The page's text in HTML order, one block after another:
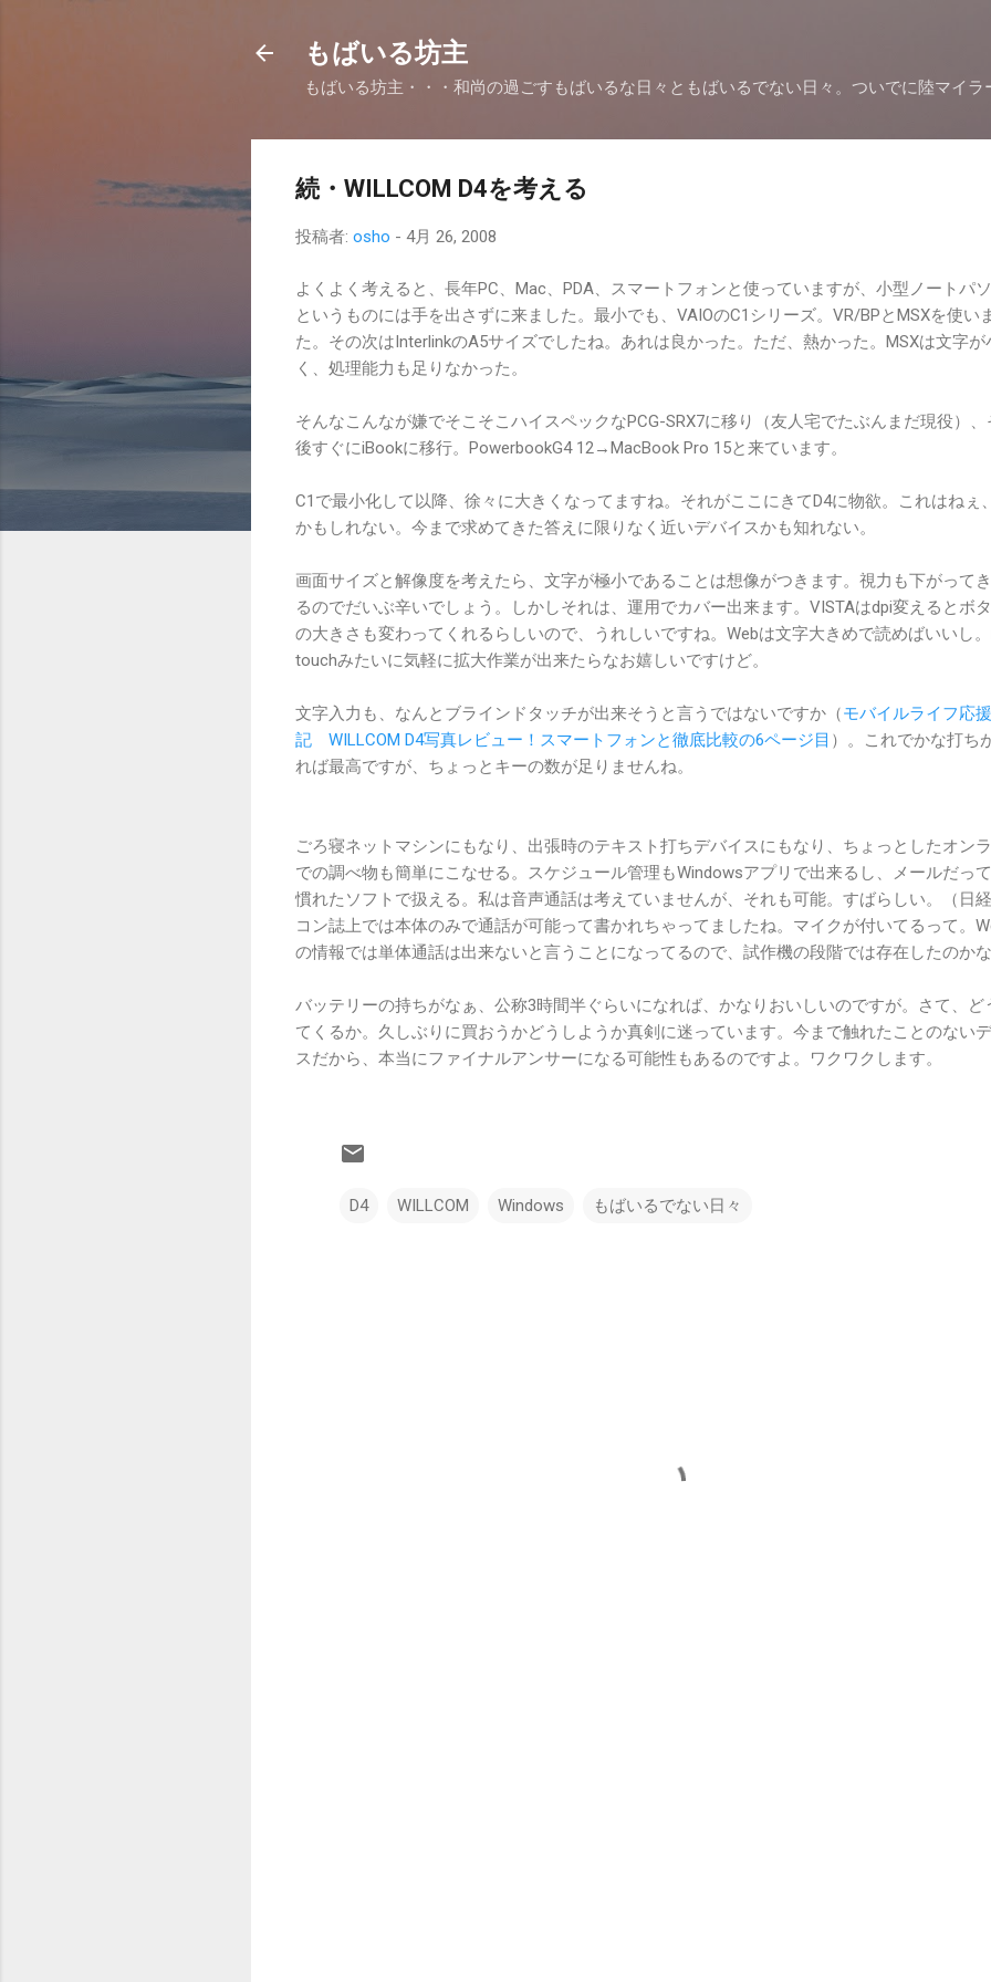
もばいる坊主
もばいる坊主・・・和尚の過ごすもばいるな日々ともばいるでない日々。ついでに陸マイラ
続・WILLCOM D4を考える
投稿者: osho - 4月 26, 2008
よくよく考えると、長年PC、Mac、PDA、スマートフォンと使っていますが、小型ノートパ
というものには手を出さずに来ました。最小でも、VAIOのC1シリーズ。VR/BPとMSXを使い
た。その次はInterlinkのA5サイズでしたね。あれは良かった。ただ、熱かった。MSXは文字が
く、処理能力も足りなかった。
そんなこんなが嫌でそこそこハイスペックなPCG-SRX7に移り（友人宅でたぶんまだ現役）、
後すぐにiBookに移行。PowerbookG4 12→MacBook Pro 15と来ています。
C1で最小化して以降、徐々に大きくなってますね。それがここにきてD4に物欲。これはねぇ
かもしれない。今まで求めてきた答えに限りなく近いデバイスかも知れない。
画面サイズと解像度を考えたら、文字が極小であることは想像がつきます。視力も下がって
るのでだいぶ辛いでしょう。しかしそれは、運用でカバー出来ます。VISTAはdpi変えるとボ
の大きさも変わってくれるらしいので、うれしいですね。Webは文字大きめで読めばいいし
touchみたいに気軽に拡大作業が出来たらなお嬉しいですけど。
文字入力も、なんとブラインドタッチが出来そうと言うではないですか（モバイルライフ応
記 WILLCOM D4写真レビュー！スマートフォンと徹底比較の6ページ目 ）。これでかな打ち
れば最高ですが、ちょっとキーの数が足りませんね。
ごろ寝ネットマシンにもなり、出張時のテキスト打ちデバイスにもなり、ちょっとしたオン
での調べ物も簡単にこなせる。スケジュール管理もWindowsアプリで出来るし、メールだっ
慣れたソフトで扱える。私は音声通話は考えていませんが、それも可能。すばらしい。（日
コン誌上では本体のみで通話が可能って書かれちゃってましたね。マイクが付いてるって。
の情報では単体通話は出来ないと言うことになってるので、試作機の段階では存在したのかな
バッテリーの持ちがなぁ、公称3時間半ぐらいになれば、かなりおいしいのですが。さて、ど
てくるか。久しぶりに買おうかどうしようか真剣に迷っています。今まで触れたことのない
スだから、本当にファイナルアンサーになる可能性もあるのですよ。ワクワクします。
D4 WILLCOM Windows もばいるでない日々